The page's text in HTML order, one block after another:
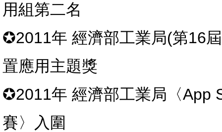
用組第二名
✪2011年 經濟部工業局(第16
置應用主題獎
✪2011年 經濟部工業局〈App
賽〉入圍